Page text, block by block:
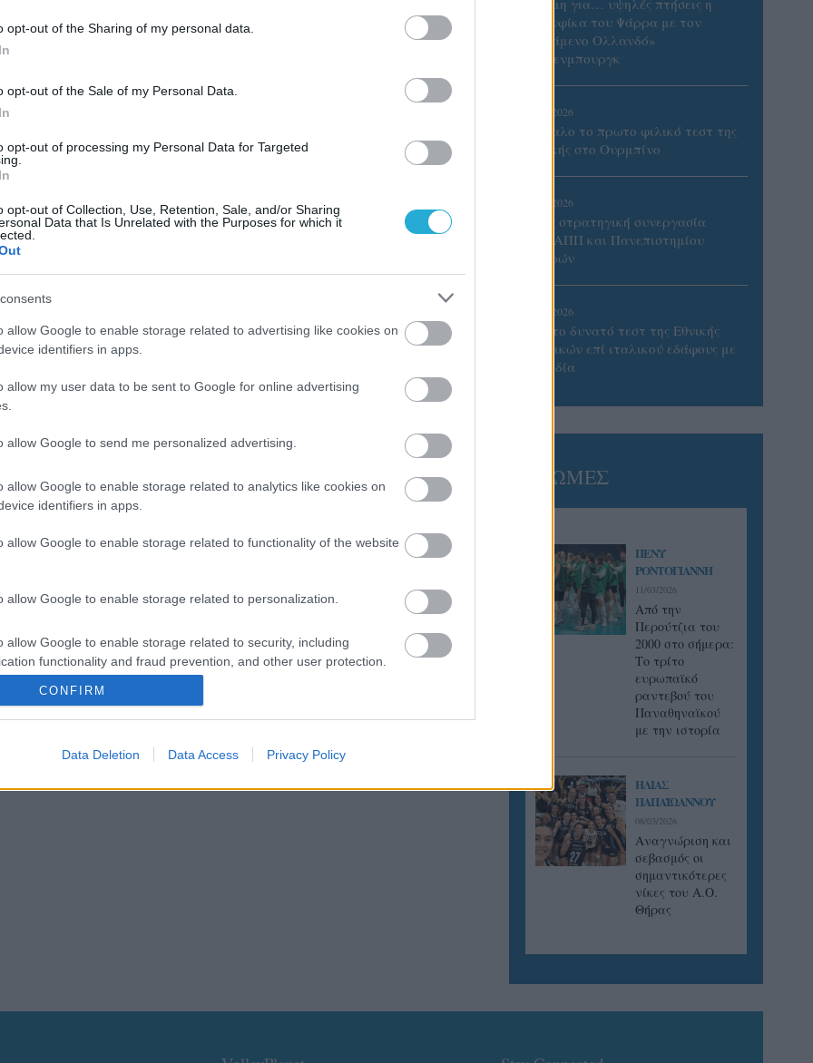
opt-out of the Sharing of my personal data.
opt-out of the Sale of my Personal Data.
opt-out of processing my Personal Data for Targeted
opt-out of Collection, Use, Retention, Sale, and/or Sharing
Data that Is Unrelated with the Purposes for which it
allow Google to enable storage related to advertising like cookies on
identifiers in apps.
allow my user data to be sent to Google for online advertising
allow Google to send me personalized advertising.
allow Google to enable storage related to analytics like cookies on
identifiers in apps.
allow Google to enable storage related to functionality of the website
allow Google to enable storage related to personalization.
allow Google to enable storage related to security, including
functionality and fraud prevention, and other user protection.
CONFIRM
Data Deletion Data Access Privacy Policy
στο ΖΑΟΝ, η προπονήτρια Πηνελόπη Μπλάμη πήρε
στις εγκαταστάσεις του I Beach Volleyball Club στην
Έτοιμη για… υψηλές πτήσεις η
Μπενφίκα του Ψάρρα με τον
«Ιπτάμενο Ολλανδό»
Βίλτενμπουργκ
05/08/2026
Ισόπαλο το πρωτο φιλικό τεστ της
Εθνικής στο Ουρμπίνο
05/08/2026
Προς στρατηγική συνεργασία
ΠΑΣΑΠΠ και Πανεπιστημίου
Πατρών
05/08/2026
Πρώτο δυνατό τεστ της Εθνικής
Γυναικών επί ιταλικού εδάφους με
Σουηδία
ΓΝΩΜΕΣ
ΠΕΝΥ
ΡΟΝΤΟΓΙΑΝΝΗ
11/03/2026
Από την
Περούτζια του
2000 στο σήμερα:
Tο τρίτο
ευρωπαϊκό
ραντεβού του
Παναθηναϊκού
με την ιστορία
ΗΛΙΑΣ
ΠΑΠΑΪΩΑΝΝΟΥ
08/03/2026
Αναγνώριση και
σεβασμός οι
σημαντικότερες
νίκες του Α.Ο.
Θήρας